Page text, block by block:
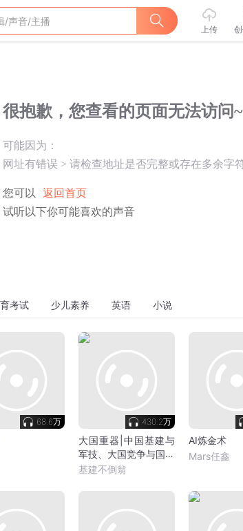
上传
很抱歉，您查看的页面无法访问~
可能因为：
网址有错误 > 请检查地址是否完整或存在多余字
您可以
返回首页
试听以下你可能喜欢的声音
考试 少儿素养 英语 小说
68.6万 430.2万
大国重器|中国基建与
军技、大国竞争与国际
机遇
基建不倒翁
AI炼金术
Mars任鑫